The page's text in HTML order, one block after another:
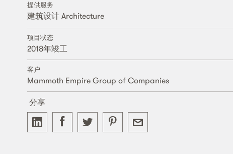
提供服务
建筑设计 Architecture
项目状态
2018年竣工
客户
Mammoth Empire Group of Companies
分享